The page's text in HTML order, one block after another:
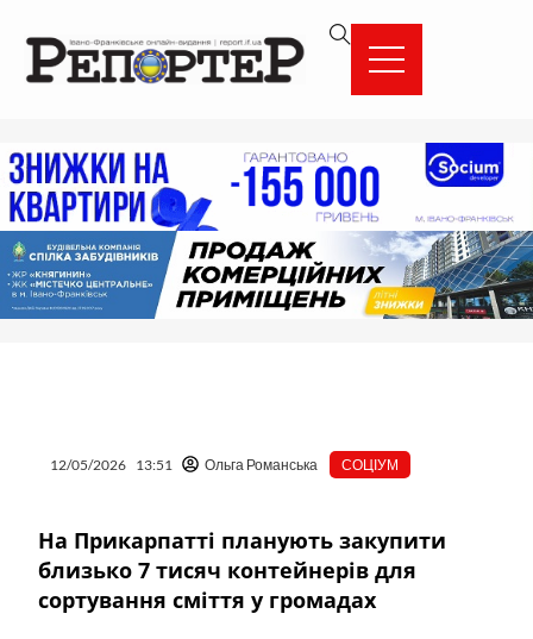
вмісту
12/05/2026 13:51 Ольга Романська СОЦІУМ
На Прикарпатті планують закупити
близько 7 тисяч контейнерів для
сортування сміття у громадах